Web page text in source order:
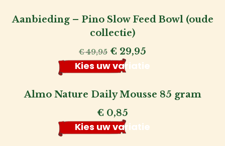
Aanbieding – Pino Slow Feed Bowl (oude
collectie)
€49,95 Oorspronkelijke
prijs
was:
€ 49,95.
€ 29,95
prijs
€ 29,95.
Kies uw variatie
Almo Nature Daily Mousse 85 gram
€ 0,85
Kies uw variatie